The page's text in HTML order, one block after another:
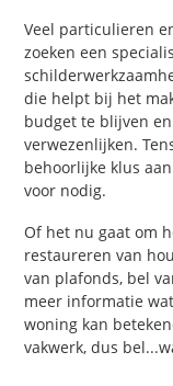
Veel particulieren
zoeken een
die helpt bij het
budget te blijven
verwezenlijken.
behoorlijke klus
voor nodig.
Of het nu gaat om
restaureren van
van plafonds, bel
meer informatie
woning kan
vakwerk, dus